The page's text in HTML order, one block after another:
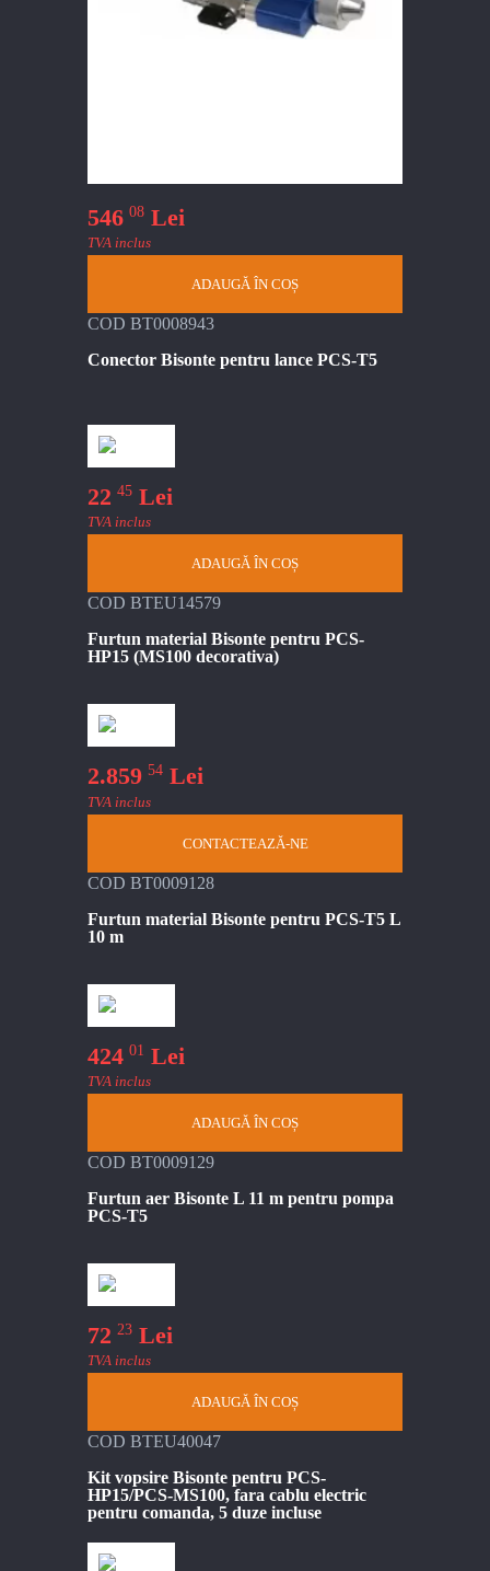
546 08 Lei
TVA inclus
ADAUGĂ ÎN COȘ
COD BT0008943
Conector Bisonte pentru lance PCS-T5
22 45 Lei
TVA inclus
ADAUGĂ ÎN COȘ
COD BTEU14579
Furtun material Bisonte pentru PCS-
HP15 (MS100 decorativa)
2.859 54 Lei
TVA inclus
CONTACTEAZĂ-NE
COD BT0009128
Furtun material Bisonte pentru PCS-T5 L
10 m
424 01 Lei
TVA inclus
ADAUGĂ ÎN COȘ
COD BT0009129
Furtun aer Bisonte L 11 m pentru pompa
PCS-T5
72 23 Lei
TVA inclus
ADAUGĂ ÎN COȘ
COD BTEU40047
Kit vopsire Bisonte pentru PCS-
HP15/PCS-MS100, fara cablu electric
pentru comanda, 5 duze incluse